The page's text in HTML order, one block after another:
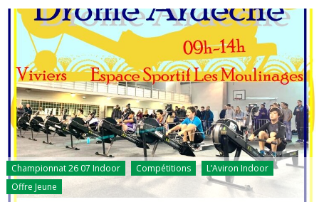
Championnat 26 07 Indoor Compétitions
L’Aviron Indoor
Offre Jeune